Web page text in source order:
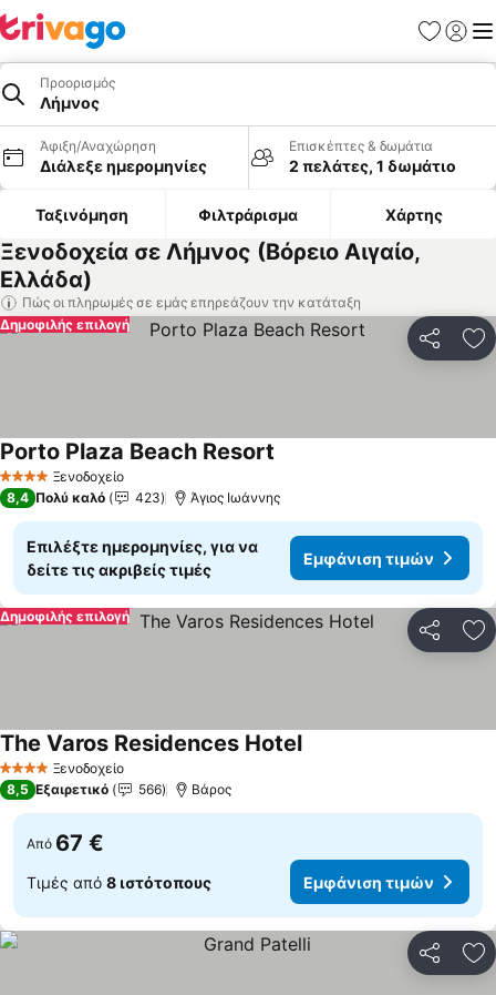
Προορισμός
Λήμνος
Άφιξη/Αναχώρηση
Διάλεξε ημερομηνίες
Επισκέπτες & δωμάτια
2 πελάτες, 1 δωμάτιο
Ταξινόμηση Φιλτράρισμα Χάρτης
Ξενοδοχεία σε Λήμνος (Βόρειο Αιγαίο,
Ελλάδα)
Πώς οι πληρωμές σε εμάς επηρεάζουν την κατάταξη
Δημοφιλής επιλογή
4 ΑστέριαΞενοδοχείο
Porto Plaza Beach Resort
8,4 Πολύ καλό 423 Άγιος Ιωάννης
Επιλέξτε ημερομηνίες, για να
δείτε τις ακριβείς τιμές
Εμφάνιση τιμών
Δημοφιλής επιλογή
4 ΑστέριαΞενοδοχείο
The Varos Residences HotelΕμφάνιση τιμών
8,5 Εξαιρετικό 566 Βάρος
Από 67 €
Τιμές από 8 ιστότοπους Εμφάνιση τιμών